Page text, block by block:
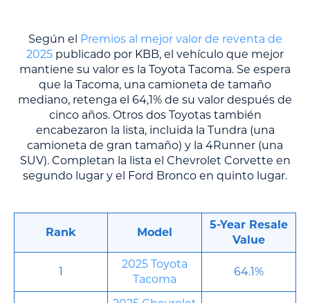
Según el
Premios al mejor valor de reventa de
2025 publicado por KBB, el vehículo que mejor
mantiene su valor es la Toyota Tacoma. Se espera
que la Tacoma, una camioneta de tamaño
mediano, retenga el 64,1% de su valor después de
cinco años. Otros dos Toyotas también
encabezaron la lista, incluida la Tundra (una
camioneta de gran tamaño) y la 4Runner (una
SUV). Completan la lista el Chevrolet Corvette en
segundo lugar y el Ford Bronco en quinto lugar.
Rank Model
5-Year Resale
Value
1
2025 Toyota
Tacoma
64.1%